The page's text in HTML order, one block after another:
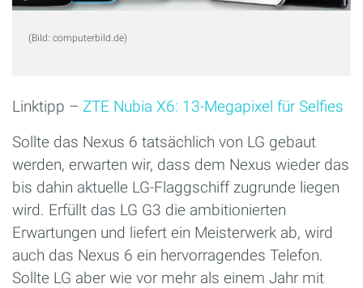
(Bild: computerbild.de)
Linktipp – ZTE Nubia X6: 13-Megapixel für Selfies
Sollte das Nexus 6 tatsächlich von LG gebaut
werden, erwarten wir, dass dem Nexus wieder das
bis dahin aktuelle LG-Flaggschiff zugrunde liegen
wird. Erfüllt das LG G3 die ambitionierten
Erwartungen und liefert ein Meisterwerk ab, wird
auch das Nexus 6 ein hervorragendes Telefon.
Sollte LG aber wie vor mehr als einem Jahr mit